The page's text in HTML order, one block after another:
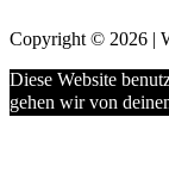
Copyright © 2026 |
Diese Website
gehen wir von